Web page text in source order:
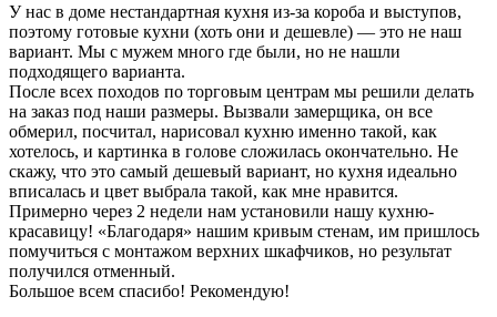
У нас в доме нестандартная кухня из-за короба и выступов,
поэтому готовые кухни (хоть они и дешевле) — это не наш
вариант. Мы с мужем много где были, но не нашли
подходящего варианта.
После всех походов по торговым центрам мы решили делать
на заказ под наши размеры. Вызвали замерщика, он все
обмерил, посчитал, нарисовал кухню именно такой, как
хотелось, и картинка в голове сложилась окончательно. Не
скажу, что это самый дешевый вариант, но кухня идеально
вписалась и цвет выбрала такой, как мне нравится.
Примерно через 2 недели нам установили нашу кухню-
красавицу! «Благодаря» нашим кривым стенам, им пришлось
помучиться с монтажом верхних шкафчиков, но результат
получился отменный.
Большое всем спасибо! Рекомендую!